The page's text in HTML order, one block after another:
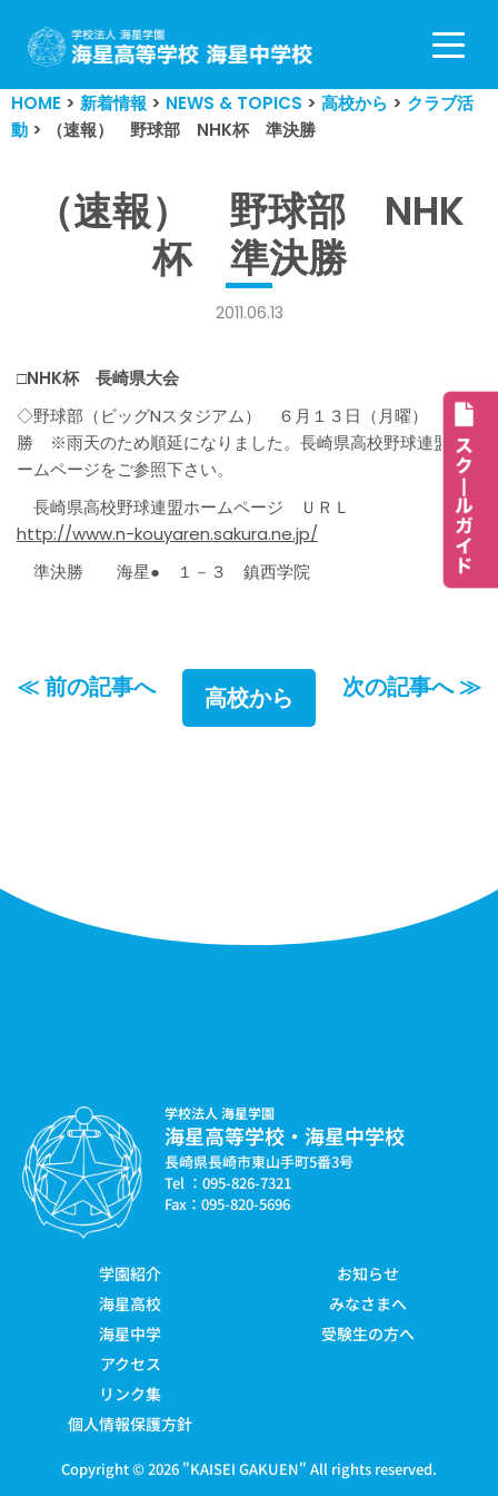
コ
ン
テ
ン
HOME > 新着情報 > NEWS & TOPICS > 高校から > クラブ活
動 > （速報） 野球部 NHK杯 準決勝
（速報） 野球部 NHK
杯 準決勝
2011.06.13
□NHK杯 長崎県大会
◇野球部（ビッグNスタジアム） ６月１３日（月曜） 準決
勝 ※雨天のため順延になりました。長崎県高校野球連盟ホ
ームページをご参照下さい。
長崎県高校野球連盟ホームページ ＵＲＬ
http://www.n-kouyaren.sakura.ne.jp/
準決勝 海星● １－３ 鎮西学院
≪ 前の記事へ 高校から 次の記事へ ≫
学校法人 海星学園
海星高等学校・海星中学校
長崎県長崎市東山手町5番3号
Tel ：095-826-7321
Fax：095-820-5696
学園紹介
海星高校
海星中学
アクセス
リンク集
個人情報保護方針
お知らせ
みなさまへ
受験生の方へ
Copyright © 2026 "KAISEI GAKUEN" All rights reserved.